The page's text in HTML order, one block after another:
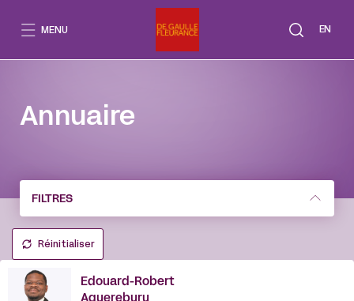
EN
MENU
Annuaire
FILTRES
Réinitialiser
Edouard-Robert
Aquereburu